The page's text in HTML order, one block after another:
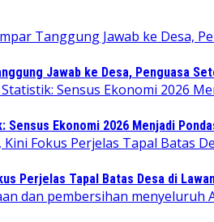
Jawab ke Desa, Penguasa
Ekonomi 2026 Menjadi
Perjelas Tapal Batas Desa di